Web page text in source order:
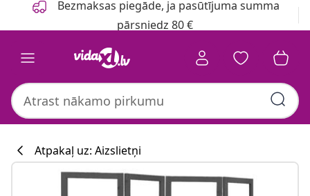
Bezmaksas piegāde, ja pasūtījuma summa
pārsniedz 80 €
Atpakaļ uz: Aizslietņi